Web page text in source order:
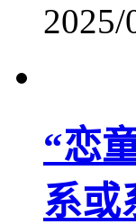
2025/
“恋
系或